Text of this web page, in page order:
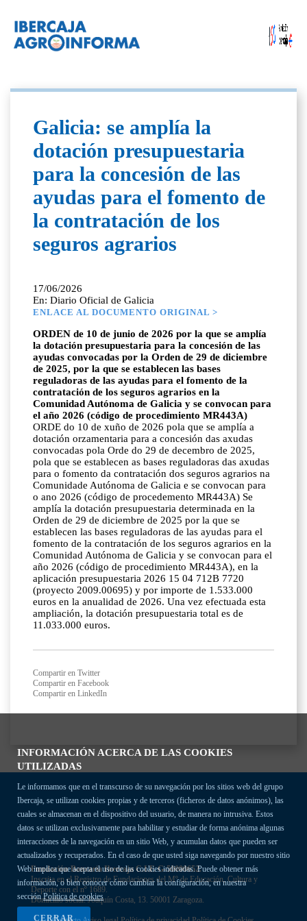
INFORMACIÓN ACERCA DE LAS COOKIES
UTILIZADAS
Le informamos que en el transcurso de su navegación por los sitios web del grupo
Ibercaja, se utilizan cookies propias y de terceros (ficheros de datos anónimos), las
cuales se almacenan en el dispositivo del usuario, de manera no intrusiva. Estos
datos se utilizan exclusivamente para habilitar y estudiar de forma anónima algunas
interacciones de la navegación en un sitio Web, y acumulan datos que pueden ser
actualizados y recuperados. En el caso de que usted siga navegando por nuestro sitio
Web implica que acepta el uso de las cookies indicadas. Puede obtener más
información, o bien conocer cómo cambiar la configuración, en nuestra
secciónPolítica de cookies
CERRAR
Galicia: se amplía la
dotación presupuestaria
para la concesión de las
ayudas para el fomento de
la contratación de los
seguros agrarios
17/06/2026
En: Diario Oficial de Galicia
ENLACE AL DOCUMENTO ORIGINAL >
ORDEN de 10 de junio de 2026 por la que se amplía
la dotación presupuestaria para la concesión de las
ayudas convocadas por la Orden de 29 de diciembre
de 2025, por la que se establecen las bases
reguladoras de las ayudas para el fomento de la
contratación de los seguros agrarios en la
Comunidad Autónoma de Galicia y se convocan para
el año 2026 (código de procedimiento MR443A)
ORDE do 10 de xuño de 2026 pola que se amplía a
dotación orzamentaria para a concesión das axudas
convocadas pola Orde do 29 de decembro de 2025,
pola que se establecen as bases reguladoras das axudas
para o fomento da contratación dos seguros agrarios na
Comunidade Autónoma de Galicia e se convocan para
o ano 2026 (código de procedemento MR443A) Se
amplía la dotación presupuestaria determinada en la
Orden de 29 de diciembre de 2025 por la que se
establecen las bases reguladoras de las ayudas para el
fomento de la contratación de los seguros agrarios en la
Comunidad Autónoma de Galicia y se convocan para el
año 2026 (código de procedimiento MR443A), en la
aplicación presupuestaria 2026 15 04 712B 7720
(proyecto 2009.00695) y por importe de 1.533.000
euros en la anualidad de 2026. Una vez efectuada esta
ampliación, la dotación presupuestaria total es de
11.033.000 euros.
Compartir en Twitter
Compartir en Facebook
Compartir en LinkedIn
Fundación Bancaria Ibercaja C.I.F. G-50000652.
Inscrita en el Registro de Fundaciones del Mº de Educación, Cultura y
Deporte con el nº 1689.
Domicilio social: Joaquín Costa, 13. 50001 Zaragoza.